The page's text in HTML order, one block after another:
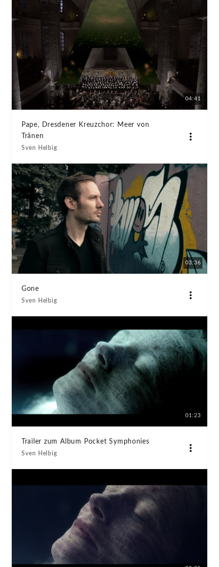
04:41
Pape, Dresdener Kreuzchor: Meer von
Tränen
Sven Helbig
03:36
Gone
Sven Helbig
01:23
Trailer zum Album Pocket Symphonies
Sven Helbig